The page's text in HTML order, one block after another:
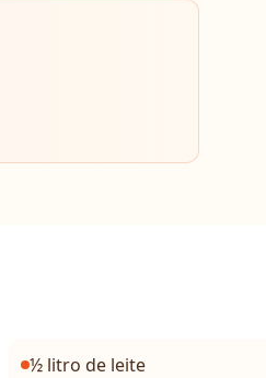
½ litro de leite